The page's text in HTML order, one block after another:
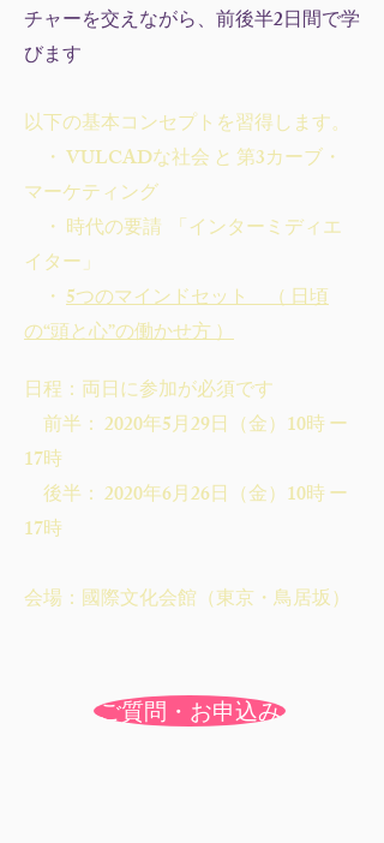
チャーを交えながら、前後半2日間で学
びます
以下の基本コンセプトを習得します。
・ VULCADな社会 と 第3カーブ・
マーケティング
・ 時代の要請 「インターミディエ
イター」
・ 5つのマインドセット （ 日頃
の“頭と心”の働かせ方 ）
日程：両日に参加が必須です
前半： 2020年5月29日（金）10時 ー
17時
後半： 2020年6月26日（金）10時 ー
17時
会場：國際文化会館（東京・鳥居坂）
ご質問・お申込み